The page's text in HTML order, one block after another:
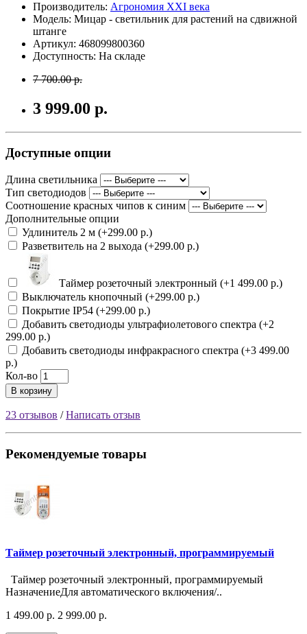
Производитель: Агрономия XXI века
Модель: Мицар - светильник для растений на сдвижной
штанге
Артикул: 468099800360
Доступность: На складе
7 700.00 р.
3 999.00 р.
Доступные опции
Длина светильника
Тип светодиодов
Соотношение красных чипов к синим
Дополнительные опции
Удлинитель 2 м (+299.00 р.)
Разветвитель на 2 выхода (+299.00 р.)
Таймер розеточный электронный (+1 499.00 р.)
Выключатель кнопочный (+299.00 р.)
Покрытие IP54 (+299.00 р.)
Добавить светодиоды ультрафиолетового спектра (+2
299.00 р.)
Добавить светодиоды инфракрасного спектра (+3 499.00
р.)
Кол-во
В корзину
23 отзывов /Написать отзыв
Рекомендуемые товары
Таймер розеточный электронный, программируемый
Таймер розеточный электронный, программируемый
НазначениеДля автоматического включения/..
1 499.00 р. 2 999.00 р.